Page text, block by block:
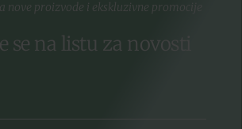
nove proizvode i ekskluzivne promocije
se na listu za novosti